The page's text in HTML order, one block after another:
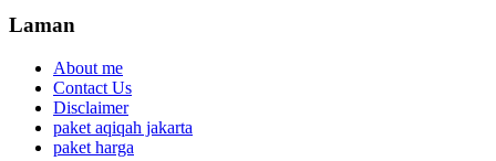
Laman
About me
Contact Us
Disclaimer
paket aqiqah jakarta
paket harga